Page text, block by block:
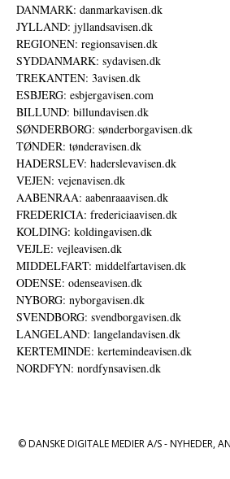
DANMARK: danmarkavisen.dk
JYLLAND: jyllandsavisen.dk
REGIONEN: regionsavisen.dk
SYDDANMARK: sydavisen.dk
TREKANTEN: 3avisen.dk
ESBJERG: esbjergavisen.com
BILLUND: billundavisen.dk
SØNDERBORG: sønderborgavisen.dk
TØNDER: tønderavisen.dk
HADERSLEV: haderslevavisen.dk
VEJEN: vejenavisen.dk
AABENRAA: aabenraaavisen.dk
FREDERICIA: fredericiaavisen.dk
KOLDING: koldingavisen.dk
VEJLE: vejleavisen.dk
MIDDELFART: middelfartavisen.dk
ODENSE: odenseavisen.dk
NYBORG: nyborgavisen.dk
SVENDBORG: svendborgavisen.dk
LANGELAND: langelandavisen.dk
KERTEMINDE: kertemindeavisen.dk
NORDFYN: nordfynsavisen.dk
© DANSKE DIGITALE MEDIER A/S - NYHEDER,